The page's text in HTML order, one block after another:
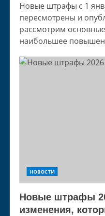
Новые штрафы с 1
пересмотрены и
рассмотрим
наибольшее
НОВОСТИ
Новые штрафы
изменения,